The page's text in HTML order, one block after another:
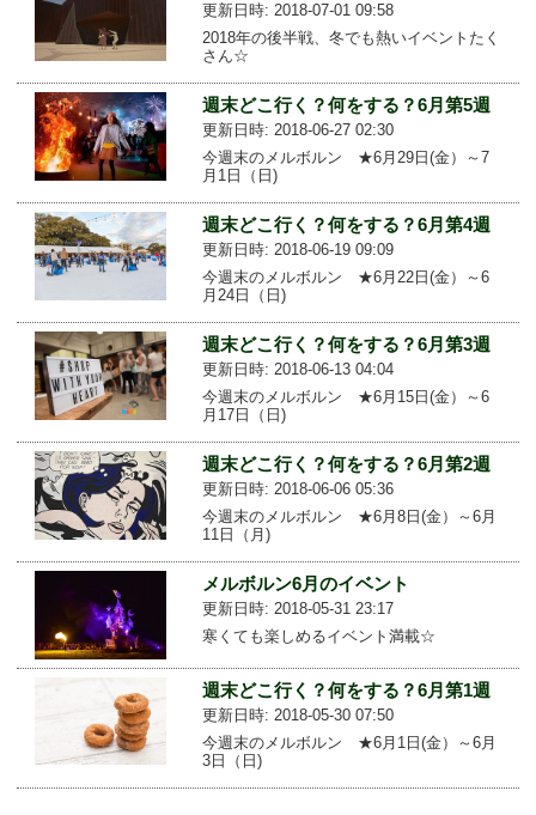
更新日時: 2018-07-01 09:58
2018年の後半戦、冬でも熱いイベントたく
さん☆
週末どこ行く？何をする？6月第5週
更新日時: 2018-06-27 02:30
今週末のメルボルン ★6月29日(金）～7
月1日（日)
週末どこ行く？何をする？6月第4週
更新日時: 2018-06-19 09:09
今週末のメルボルン ★6月22日(金）～6
月24日（日)
週末どこ行く？何をする？6月第3週
更新日時: 2018-06-13 04:04
今週末のメルボルン ★6月15日(金）～6
月17日（日)
週末どこ行く？何をする？6月第2週
更新日時: 2018-06-06 05:36
今週末のメルボルン ★6月8日(金）～6月
11日（月)
メルボルン6月のイベント
更新日時: 2018-05-31 23:17
寒くても楽しめるイベント満載☆
週末どこ行く？何をする？6月第1週
更新日時: 2018-05-30 07:50
今週末のメルボルン ★6月1日(金）～6月
3日（日)